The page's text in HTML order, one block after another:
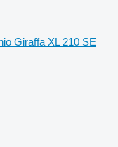
Giraffa XL 210 SE